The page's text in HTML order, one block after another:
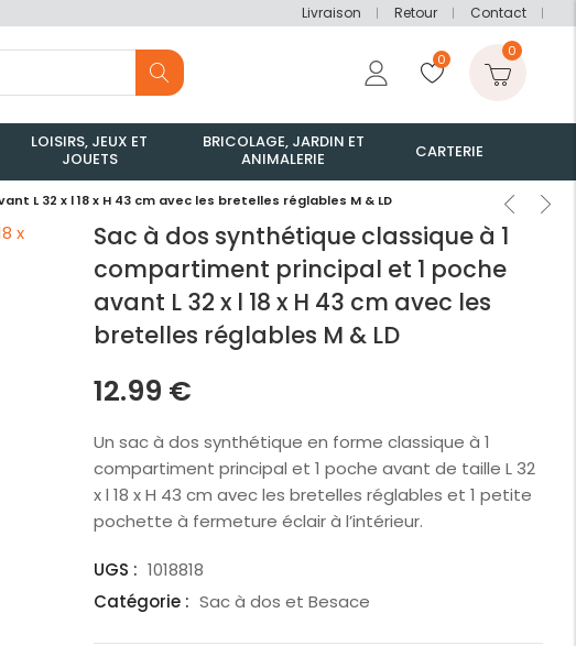
Livraison Retour Contact
0 0
LOISIRS, JEUX ET
JOUETS
BRICOLAGE, JARDIN ET
ANIMALERIE
CARTERIE
L 32 x l 18 x H 43 cm avec les bretelles réglables M & LD
Sac à dos synthétique classique à 1
compartiment principal et 1 poche
avant L 32 x l 18 x H 43 cm avec les
bretelles réglables M & LD
12.99 €
Un sac à dos synthétique en forme classique à 1
compartiment principal et 1 poche avant de taille L 32
x l 18 x H 43 cm avec les bretelles réglables et 1 petite
pochette à fermeture éclair à l’intérieur.
UGS : 1018818
Catégorie : Sac à dos et Besace